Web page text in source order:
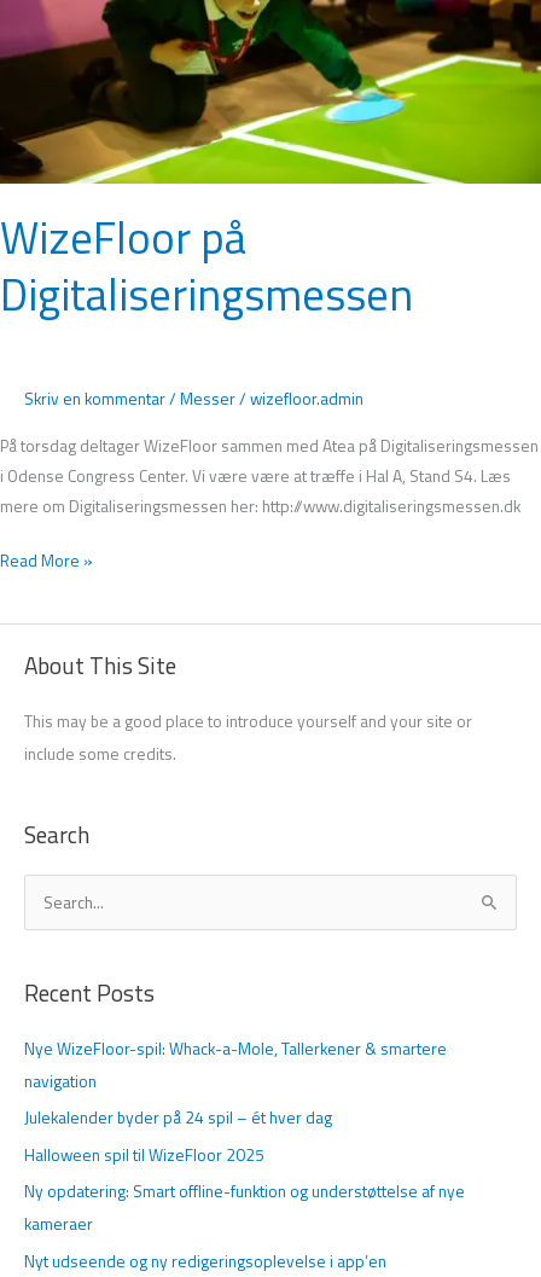
WizeFloor på
Digitaliseringsmessen
Skriv en kommentar/ Messer/ wizefloor.admin
På torsdag deltager WizeFloor sammen med Atea på Digitaliseringsmessen
i Odense Congress Center. Vi være være at træffe i Hal A, Stand S4. Læs
mere om Digitaliseringsmessen her: http://www.digitaliseringsmessen.dk
Read More »
About This Site
This may be a good place to introduce yourself and your site or
include some credits.
Search
ø
e
r
:
Recent Posts
Nye WizeFloor-spil: Whack-a-Mole, Tallerkener & smartere
navigation
Julekalender byder på 24 spil – ét hver dag
Halloween spil til WizeFloor 2025
Ny opdatering: Smart offline-funktion og understøttelse af nye
kameraer
Nyt udseende og ny redigeringsoplevelse i app’en